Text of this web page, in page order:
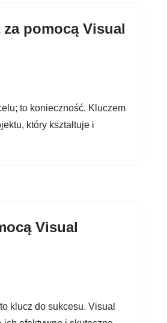
pomocą Visual
to konieczność. Kluczem
który kształtuje i
Visual
klucz do sukcesu. Visual